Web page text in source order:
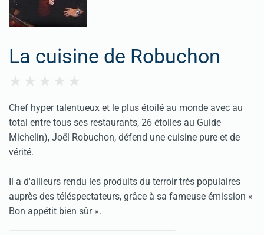
La cuisine de Robuchon
Chef hyper talentueux et le plus étoilé au monde avec au
total entre tous ses restaurants, 26 étoiles au Guide
Michelin), Joël Robuchon, défend une cuisine pure et de
vérité.
Il a d'ailleurs rendu les produits du terroir très populaires
auprès des téléspectateurs, grâce à sa fameuse émission «
Bon appétit bien sûr ».